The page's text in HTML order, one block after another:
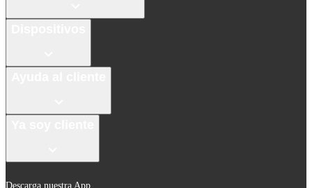
Descarga nuestra App